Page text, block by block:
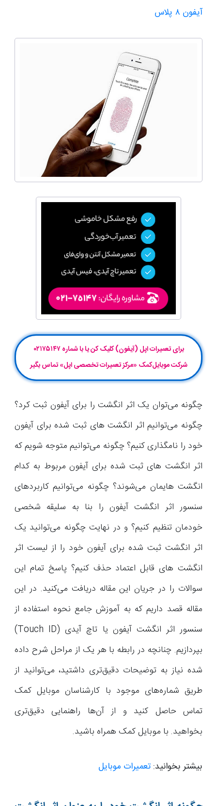
آیفون ۸ پلاس
برای تعمیرات اپل (آیفون) کلیک کن یا با شماره ۰۲۱۷۵۱۴۷
شرکت موبایل‌کمک «مرکز تعمیرات تخصصی اپل» تماس بگیر
چگونه می‌توان یک اثر انگشت را برای آیفون ثبت کرد؟
چگونه می‌توانیم اثر انگشت های ثبت شده برای آیفون
خود را نامگذاری کنیم؟ چگونه می‌توانیم متوجه شویم که
اثر انگشت های ثبت شده برای آیفون مربوط به کدام
انگشت هایمان می‌شوند؟ چگونه می‌توانیم کاربردهای
سنسور اثر انگشت آیفون را بنا به سلیقه شخصی
خودمان تنظیم کنیم؟ و در نهایت چگونه می‌توانید یک
اثر انگشت ثبت شده برای آیفون خود را از لیست اثر
انگشت های قابل اعتماد حذف کنیم؟ پاسخ تمام این
سوالات را در جریان این مقاله دریافت می‌کنید. در این
مقاله قصد داریم که به آموزش جامع نحوه استفاده از
سنسور اثر انگشت آیفون یا تاچ آیدی (Touch ID)
بپردازیم. چنانچه در رابطه با هر یک از مراحل شرح داده
شده نیاز به توضیحات دقیق‌تری داشتید، می‌توانید از
طریق شماره‌های موجود با کارشناسان موبایل کمک
تماس حاصل کنید و از آن‌ها راهنمایی دقیق‌تری
بخواهید. با موبایل کمک همراه باشید.
بیشتر بخوانید: تعمیرات موبایل